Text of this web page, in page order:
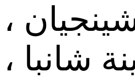
،
شانبا ،